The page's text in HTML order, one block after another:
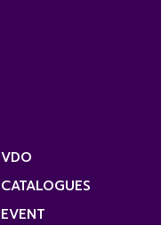
VDO
CATALOGUES
EVENT